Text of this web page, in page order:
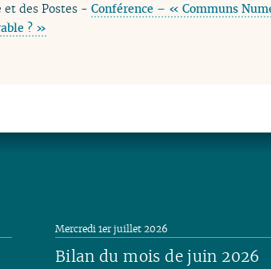
des Postes - Conférence – « Communs
? »
Bilan du mois de juin 2026
Mercredi 1er juillet 2026